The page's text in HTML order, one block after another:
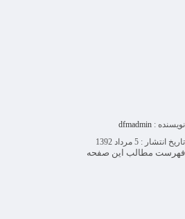
نویسنده : dfmadmin
تاریخ انتشار : 5 مرداد 1392
فهرست مطالب این صفحه